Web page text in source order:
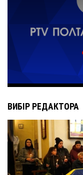
ВИБІР РЕДАКТОРА